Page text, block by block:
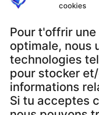
cookies
Pour t'offrir
optimale, nous
technologies
pour stocker
informations
Si tu acceptes
PRODUKTE
Tracker
Aktivierungscodes
RECHTLICHES
AGB